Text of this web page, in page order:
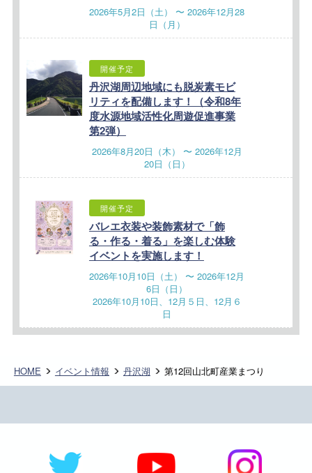
2026年5月2日（土） 〜 2026年12月28
日（月）
開催予定
丹沢湖周辺地域にも脱炭素モビ
リティを配備します！（令和8年
度水源地域活性化周遊促進事業
第2弾）
2026年8月20日（木） 〜 2026年12月
20日（日）
開催予定
バレエ衣装や装飾素材で「飾
る・作る・着る」を楽しむ体験
イベントを実施します！
2026年10月10日（土） 〜 2026年12月
6日（日）
2026年10月10日、12月５日、12月６
日
HOME イベント情報 丹沢湖 第12回山北町産業まつり